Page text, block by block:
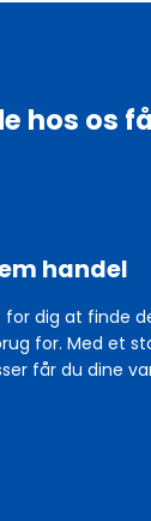
hos os
handel
for dig at finde
for. Med et
får du dine